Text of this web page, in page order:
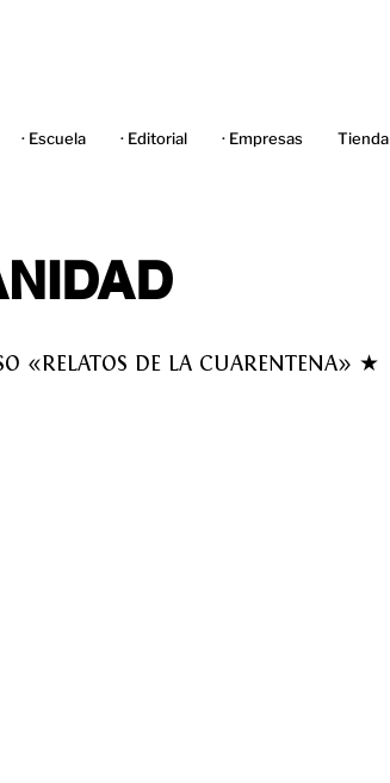
· Escuela · Editorial · Empresas Tienda
«RELATOS DE LA CUARENTENA» ★